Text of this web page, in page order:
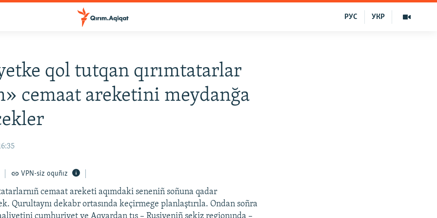
УКР
РУС
qol tutqan qırımtatarlar
cemaat areketini meydanğa
VPN-siz oquñız
cemaat areketi aqımdaki seneniñ soñuna qadar
Qurultaynı dekabr ortasında keçirmege planlaştırıla. Ondan soñra